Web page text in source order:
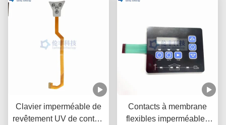
Clavier imperméable de
revêtement UV de contact
Contacts à membrane
flexibles imperméables